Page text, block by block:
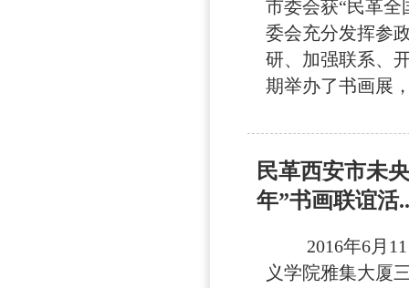
市委会获“民革
委会充分发挥参
研、加强联系、
期举办了书画展
民革西安市未
年”书画联谊活
2016年6月11
义学院雅集大厦